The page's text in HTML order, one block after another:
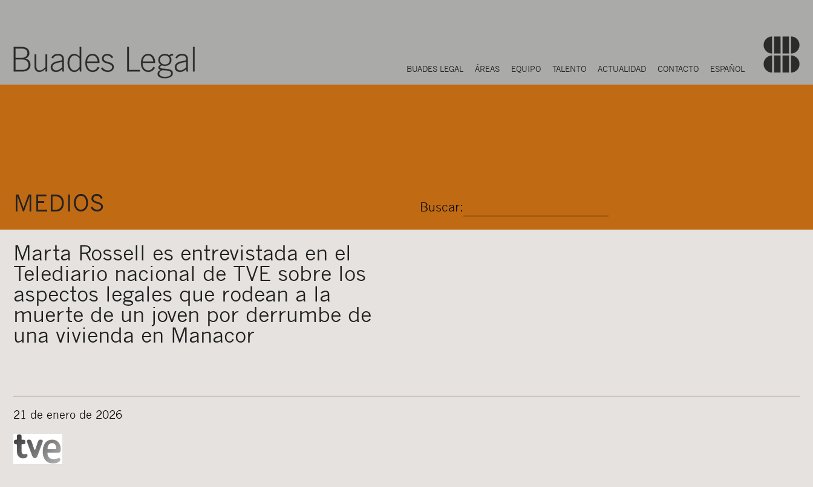
BUADES LEGAL ÁREAS EQUIPO TALENTO ACTUALIDAD CONTACTO ESPAÑOL
MEDIOS Buscar:
Marta Rossell es entrevistada en el
Telediario nacional de TVE sobre los
aspectos legales que rodean a la
muerte de un joven por derrumbe de
una vivienda en Manacor
21 de enero de 2026